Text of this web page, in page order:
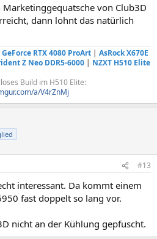
von Club3D
dann lohnt das natürlich
GeForce RTX 4080 ProArt | AsRock X670E
Z Neo DDR5-6000 | NZXT H510 Elite
Build im H510 Elite:
a/V4rZnMj
#13
interessant. Da kommt einem
fast doppelt so lang vor.
nicht an der Kühlung gepfuscht.